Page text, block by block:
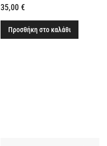
35,00 €
Προσθήκη στο καλάθι